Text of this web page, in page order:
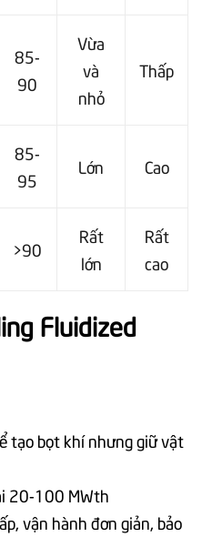
85-
90
Vừa
và
nhỏ
Thấp
85-
95
Lớn Cao
>90
Rất
lớn
Rất
cao
Fluidized
tạo bọt khí nhưng giữ vật
20-100 MWth
vận hành đơn giản, bảo